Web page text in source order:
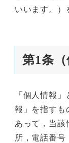
いいます。）
第1条（
「個人情報
報」を指すも
あって，当該
所，電話番号